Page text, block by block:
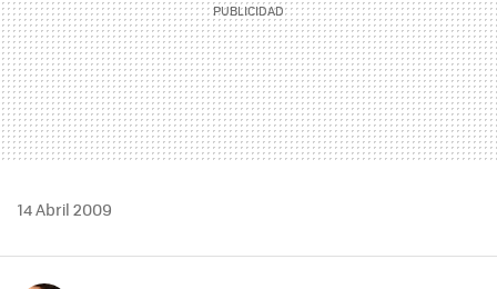
14 Abril 2009